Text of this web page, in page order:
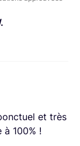
et très
100% !